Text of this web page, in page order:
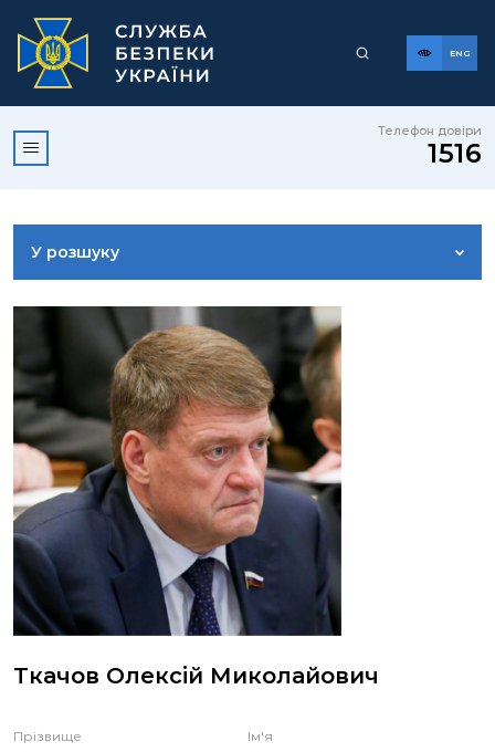
ENG
Телефон довіри
1516
У розшуку
ДОСТУП ДО ПУБЛІЧНОЇ ІНФОРМАЦІЇ
ЗВЕРНЕННЯ ГРОМАДЯН
КОРИСНА ІНФОРМАЦІЯ
ЗВІТИ
НОРМАТИВНО-ПРАВОВА БАЗА
ДЕМОКРАТИЧНИЙ КОНТРОЛЬ
Ткачов Олексій Миколайович
Прізвище Ім'я